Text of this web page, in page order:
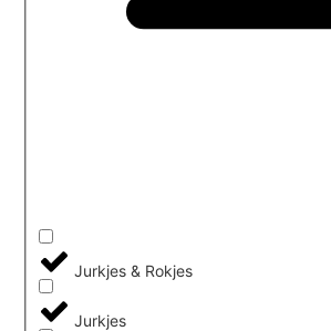
Jurkjes & Rokjes
Jurkjes